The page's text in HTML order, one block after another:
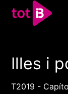
00:00
Illes i
T2019 -